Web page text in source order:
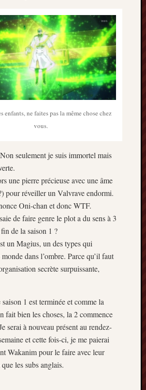
enfants, ne faites pas la même chose chez
vous.
seulement je suis immortel mais
une pierre précieuse avec une âme
pour réveiller un Valvrave endormi.
Oni-chan et donc WTF.
de faire genre le plot a du sens à 3
de la saison 1 ?
un Magius, un des types qui
dans l’ombre. Parce qu’il faut
secrète surpuissante,
1 est terminée et comme la
fait bien les choses, la 2 commence
serai à nouveau présent au rendez-
et cette fois-ci, je me paierai
Wakanim pour le faire avec leur
les subs anglais.